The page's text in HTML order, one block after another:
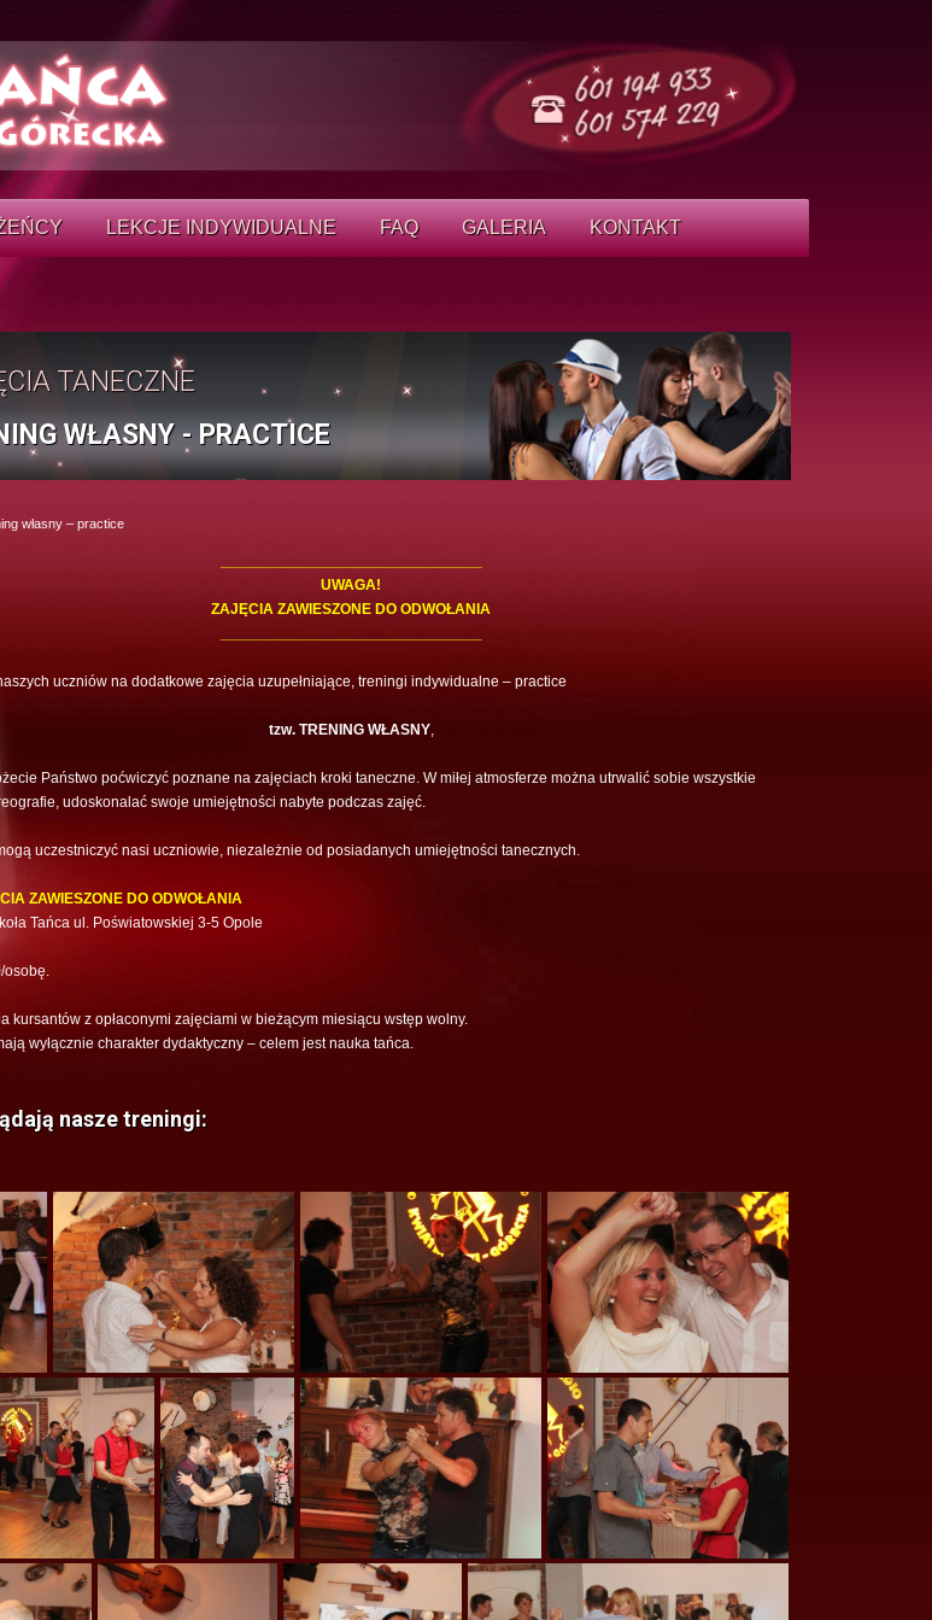
LEKCJE INDYWIDUALNE FAQ
FAQ – NOWOŻEŃCY
FAQ – LEKCJE
INDYWIDUALNE
GALERIA
TURNIEJE TAŃCA
ZAKOŃCZENIE SEZONU
INNE IMPREZY
KONTAKT
TANECZNE
WŁASNY - PRACTICE
własny – practice
UWAGA!
ZAJĘCIA ZAWIESZONE DO ODWOŁANIA
uczniów na dodatkowe zajęcia uzupełniające, treningi indywidualne – practice
tzw. TRENING WŁASNY,
Państwo poćwiczyć poznane na zajęciach kroki taneczne. W miłej atmosferze można utrwalić sobie wszystkie
udoskonalać swoje umiejętności nabyte podczas zajęć.
uczestniczyć nasi uczniowie, niezależnie od posiadanych umiejętności tanecznych.
ZAWIESZONE DO ODWOŁANIA
Tańca ul. Poświatowskiej 3-5 Opole
osobę.
kursantów z opłaconymi zajęciami w bieżącym miesiącu wstęp wolny.
wyłącznie charakter dydaktyczny – celem jest nauka tańca.
nasze treningi: